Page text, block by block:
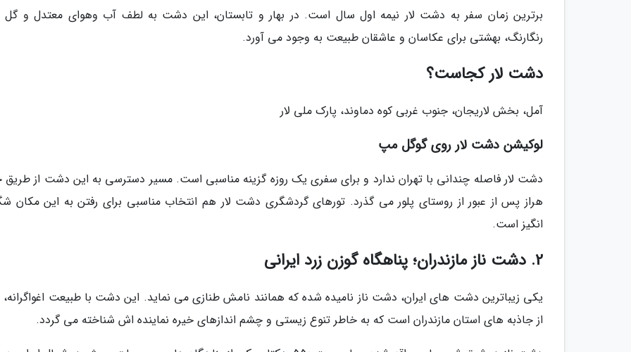
برترین زمان سفر به دشت لار نیمه اول سال است. در بهار و تابستان، این دشت به لطف آب وهوای معتدل و
رنگارنگ، بهشتی برای عکاسان و عاشقان طبیعت به وجود می آورد.
دشت لار کجاست؟
آمل، بخش لاریجان، جنوب غربی کوه دماوند، پارک ملی لار
لوکیشن دشت لار روی گوگل مپ
دشت لار فاصله چندانی با تهران ندارد و برای سفری یک روزه گزینه مناسبی است. مسیر دسترسی به این دشت از طریق
هراز پس از عبور از روستای پلور می گذرد. تورهای گردشگری دشت لار هم انتخاب مناسبی برای رفتن به این مکان
انگیز است.
2. دشت ناز مازندران؛ پناهگاه گوزن زرد ایرانی
یکی زیباترین دشت های ایران، دشت ناز نامیده شده که همانند نامش طنازی می نماید. این دشت با طبیعت
از جاذبه های استان مازندران است که به خاطر تنوع زیستی و چشم اندازهای خیره نماینده اش شناخته می گردد.